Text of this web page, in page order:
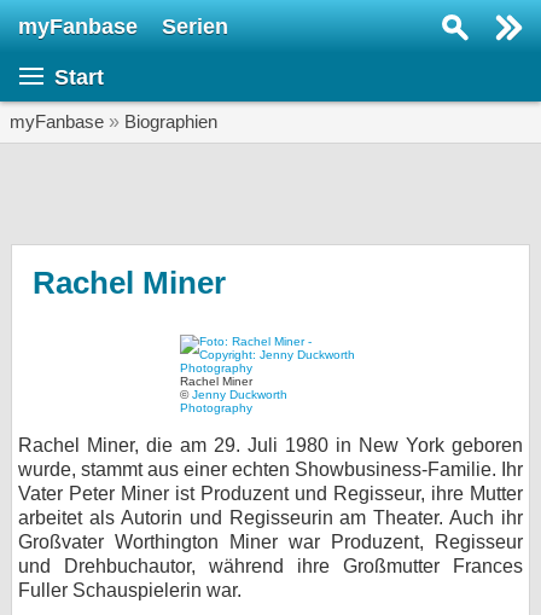
myFanbase Serien
Start
myFanbase » Biographien
Rachel Miner
Rachel Miner
©Jenny Duckworth
Photography
Rachel Miner, die am 29. Juli 1980 in New York geboren
wurde, stammt aus einer echten Showbusiness-Familie. Ihr
Vater Peter Miner ist Produzent und Regisseur, ihre Mutter
arbeitet als Autorin und Regisseurin am Theater. Auch ihr
Großvater Worthington Miner war Produzent, Regisseur
und Drehbuchautor, während ihre Großmutter Frances
Fuller Schauspielerin war.
KULTUR
Specials
Gewinnspiele
Forum
bei X